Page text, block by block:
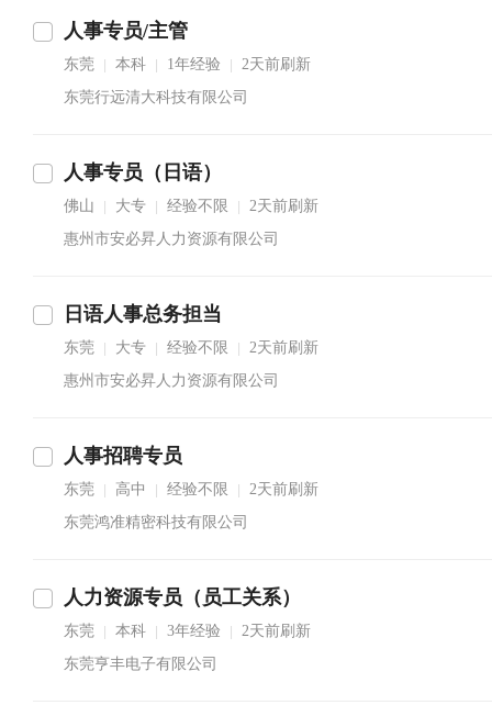
人事专员/主管
东莞 本科 1年经验
2天前刷新
东莞行远清大科技有限公司
人事专员（日语）
佛山 大专 经验不限
2天前刷新
惠州市安必昇人力资源有限公司
日语人事总务担当
东莞 大专 经验不限
2天前刷新
惠州市安必昇人力资源有限公司
人事招聘专员
东莞 高中 经验不限
2天前刷新
东莞鸿准精密科技有限公司
人力资源专员（员工关系）
东莞 本科 3年经验
2天前刷新
东莞亨丰电子有限公司